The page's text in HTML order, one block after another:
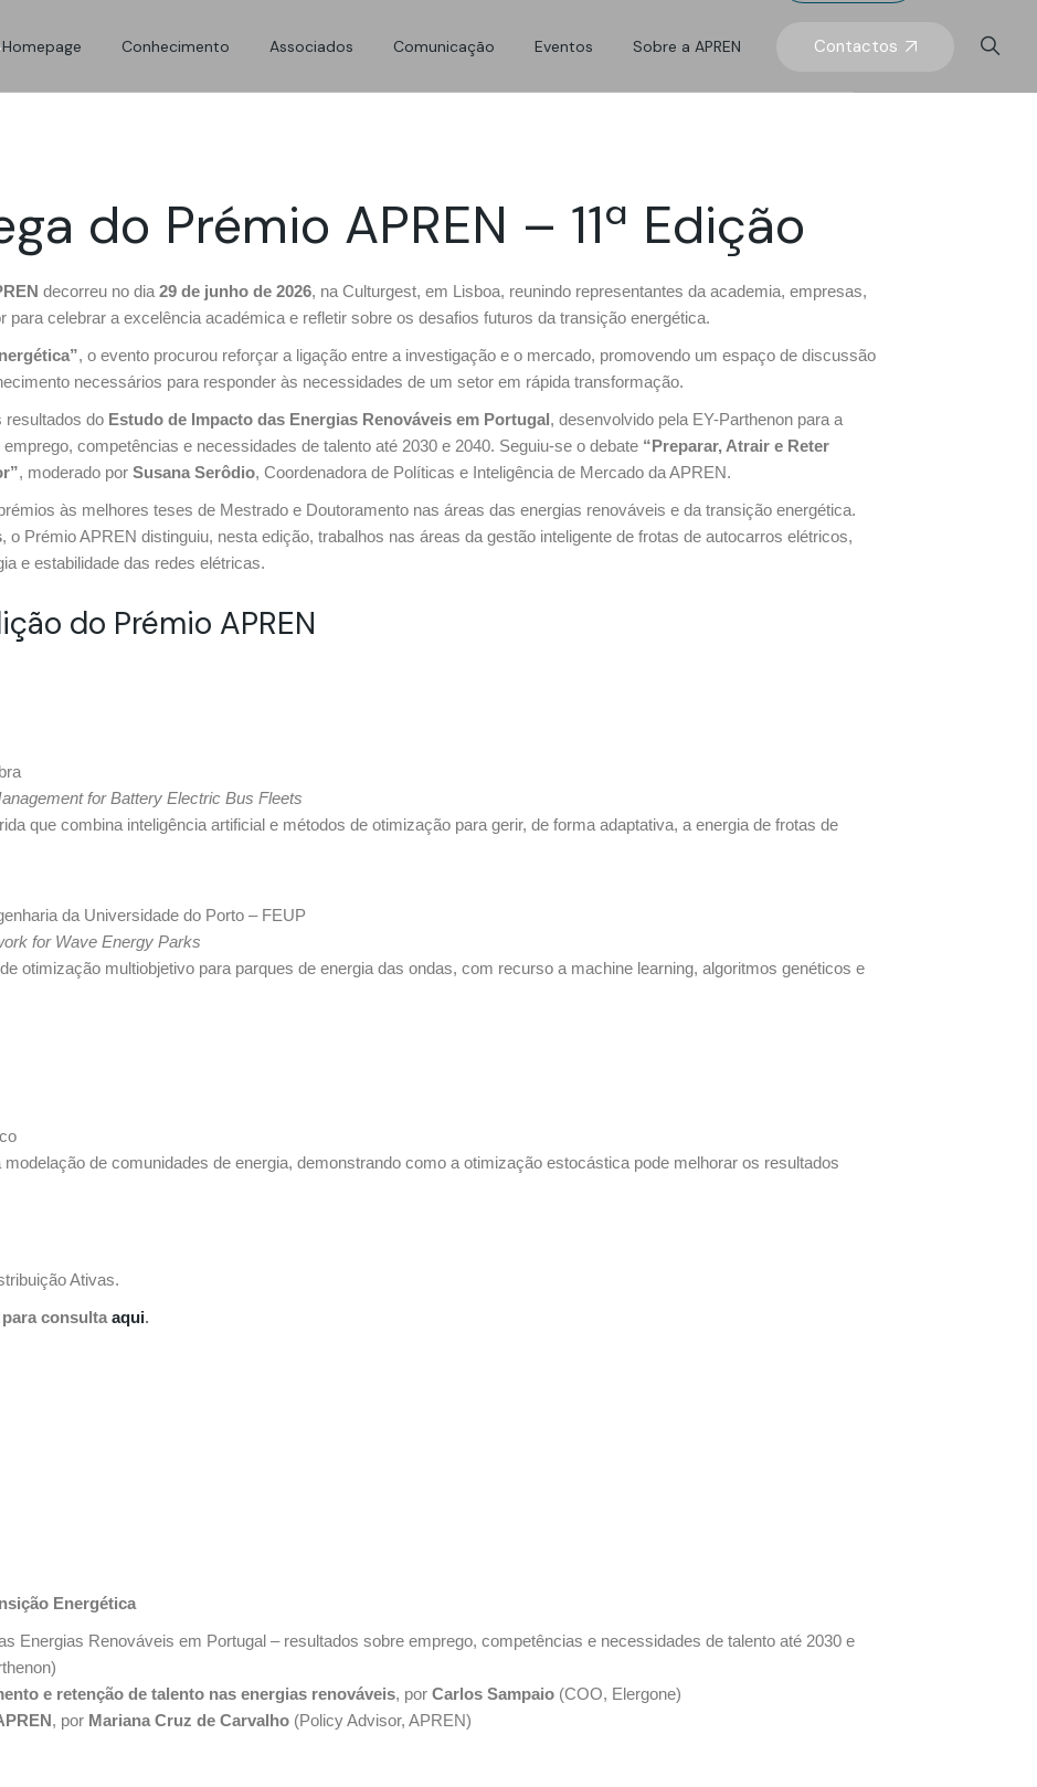
Homepage Conhecimento
Anuário APREN
Projetos e Iniciativas
Legislação
Publicações
Associados
Associados APREN
Rede APREN
Espaço Associados
Comunicação
Fotografias & Vídeos
Eventos Sobre a APREN
Equipa APREN
Contactos
Energias Renováveis
Publicações
Área de associadosComunicados de ImprensaEventos APRENO que somos
do Prémio APREN – 11ª Edição
decorreu no dia 29 de junho de 2026, na Culturgest, em Lisboa, reunindo representantes da academia, empresas,
para celebrar a excelência académica e refletir sobre os desafios futuros da transição energética.
, o evento procurou reforçar a ligação entre a investigação e o mercado, promovendo um espaço de discussão
necessários para responder às necessidades de um setor em rápida transformação.
resultados do Estudo de Impacto das Energias Renováveis em Portugal, desenvolvido pela EY-Parthenon para a
competências e necessidades de talento até 2030 e 2040. Seguiu-se o debate “Preparar, Atrair e Reter
, moderado por Susana Serôdio, Coordenadora de Políticas e Inteligência de Mercado da APREN.
às melhores teses de Mestrado e Doutoramento nas áreas das energias renováveis e da transição energética.
, o Prémio APREN distinguiu, nesta edição, trabalhos nas áreas da gestão inteligente de frotas de autocarros elétricos,
e estabilidade das redes elétricas.
do Prémio APREN
for Battery Electric Bus Fleets
que combina inteligência artificial e métodos de otimização para gerir, de forma adaptativa, a energia de frotas de
da Universidade do Porto – FEUP
for Wave Energy Parks
otimização multiobjetivo para parques de energia das ondas, com recurso a machine learning, algoritmos genéticos e
de comunidades de energia, demonstrando como a otimização estocástica pode melhorar os resultados
Ativas.
consulta aqui.
Energética
Energias Renováveis em Portugal – resultados sobre emprego, competências e necessidades de talento até 2030 e
e retenção de talento nas energias renováveis, por Carlos Sampaio (COO, Elergone)
, por Mariana Cruz de Carvalho (Policy Advisor, APREN)